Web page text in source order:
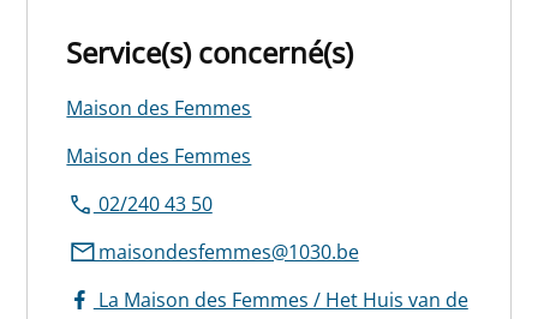
Service(s) concerné(s)
Maison des Femmes
Maison des Femmes
02/240 43 50
maisondesfemmes@1030.be
La Maison des Femmes / Het Huis van de